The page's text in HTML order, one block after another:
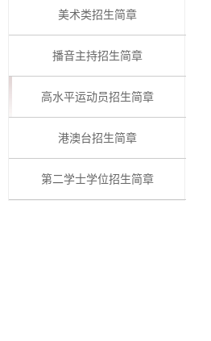
美术类招生简章
播音主持招生简章
高水平运动员招生简章
港澳台招生简章
第二学士学位招生简章